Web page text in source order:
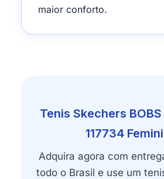
maior conforto.
Tenis Skechers
117734
Adquira agora com
todo o Brasil e use um